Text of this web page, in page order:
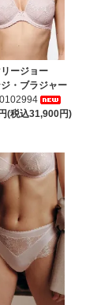
ージョー
・ブラジャー
(税込31,900円)